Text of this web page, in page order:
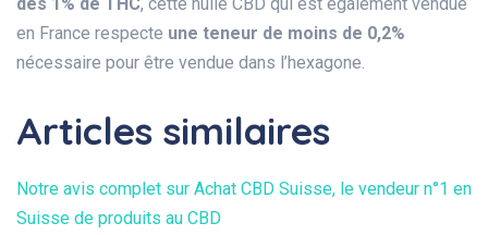
en France respecte une teneur de moins de 0,2%
nécessaire pour être vendue dans l’hexagone.
Articles similaires
Notre avis complet sur Achat CBD Suisse, le vendeur n°1 en
Suisse de produits au CBD